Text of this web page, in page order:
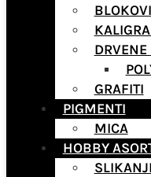
BLOKOVI
DRVENE
GRAFITI
PIGMENTI
MICA
HOBBY